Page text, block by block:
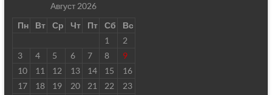
Август 2026
Пн
Вт Ср Чт Пт Сб
Вс
1
2
3
4 5 6 7 8
9
10
11 12 13 14 15
16
17
18 19 20 21 22
23